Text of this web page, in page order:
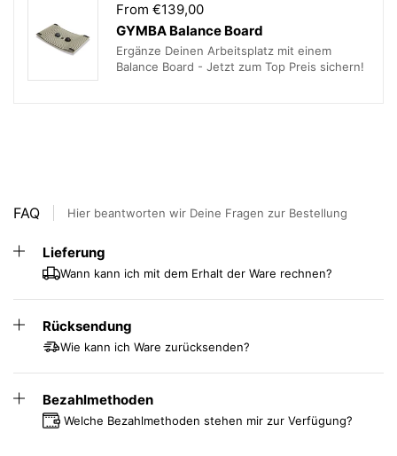
From €139,00
GYMBA Balance Board
Ergänze Deinen Arbeitsplatz mit einem
Balance Board - Jetzt zum Top Preis sichern!
FAQ Hier beantworten wir Deine Fragen zur Bestellung
Lieferung
Wann kann ich mit dem Erhalt der Ware rechnen?
Rücksendung
Wie kann ich Ware zurücksenden?
Bezahlmethoden
Welche Bezahlmethoden stehen mir zur Verfügung?